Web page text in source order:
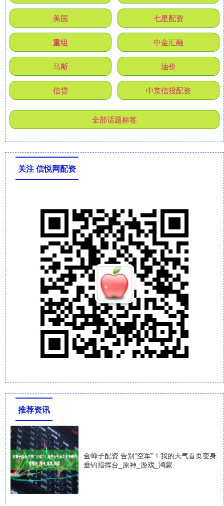
美国 七星配资
重组 中金汇融
马斯 油价
信贷 中京信投配资
全部话题标签
关注 信悦网配资
推荐资讯
金蝉子配资 告别“空军”！我的天气首页变身
垂钓指挥台_原神_游戏_鸿蒙